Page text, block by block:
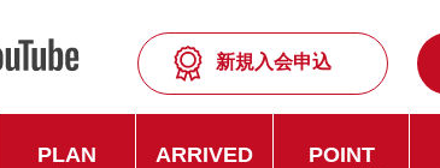
新規入会申込
PLAN
ARRIVED
POINT